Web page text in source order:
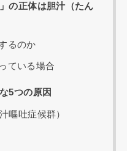
の正体は胆汁（たん
るのか
ている場合
5つの原因
嘔吐症候群）